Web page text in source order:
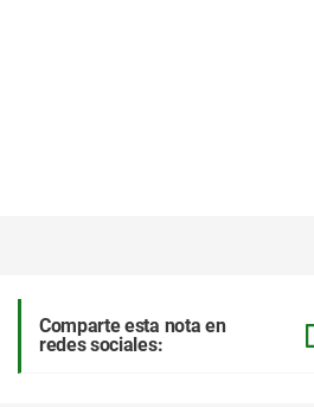
Comparte esta nota en
redes sociales: